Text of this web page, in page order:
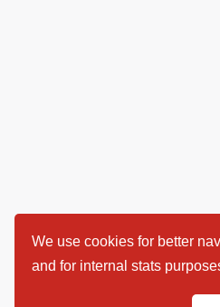
We use cookies for better
and for internal stats